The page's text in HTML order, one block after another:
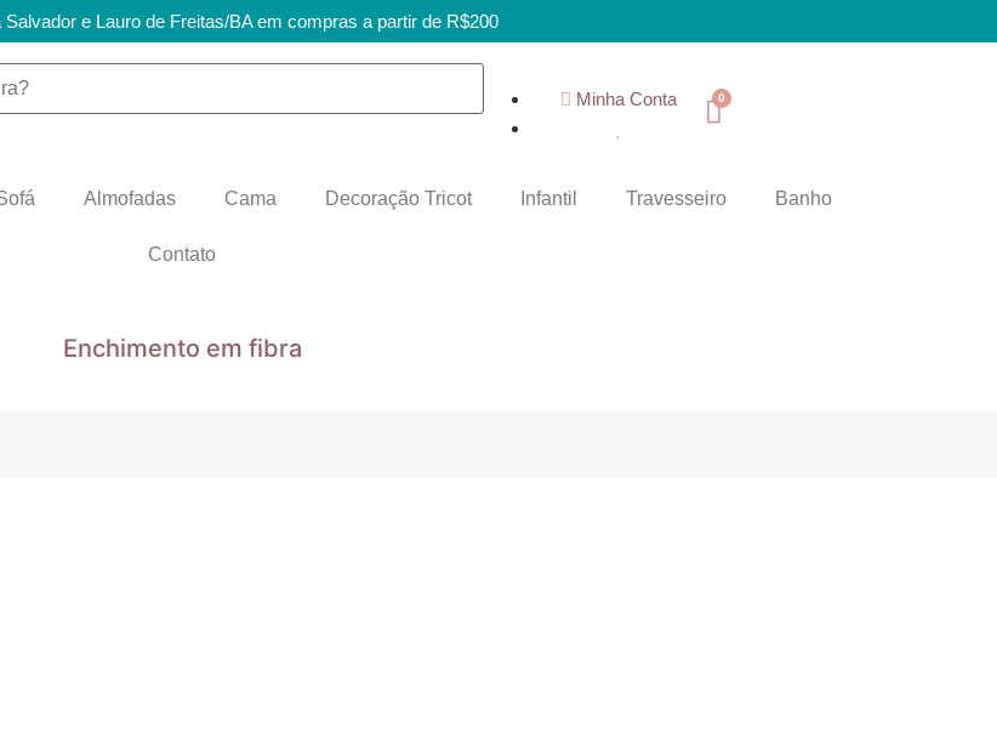
Salvador e Lauro de Freitas/BA em compras a partir de R$200
Minha Conta
Almofadas Cama Decoração Tricot Infantil Travesseiro Banho
Contato
Enchimento em fibra